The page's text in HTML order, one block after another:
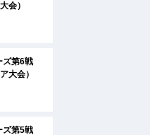
会）
ズ第6戦
大会）
ズ第5戦